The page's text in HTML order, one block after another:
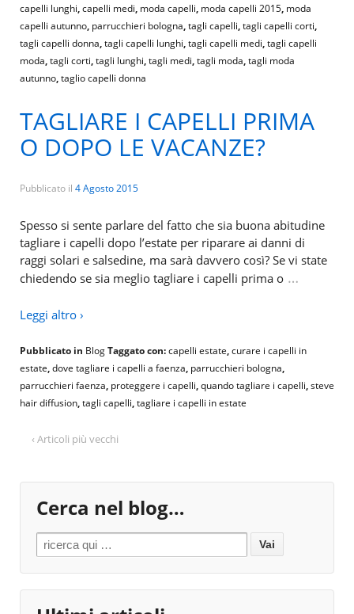
capelli lunghi,capelli medi, moda capelli, moda capelli 2015, moda
capelli autunno, parrucchieri bologna,tagli capelli,tagli capelli corti,
tagli capelli donna,tagli capelli lunghi,tagli capelli medi,tagli capelli
moda,tagli corti,tagli lunghi,tagli medi,tagli moda,tagli moda
autunno,taglio capelli donna
TAGLIARE I CAPELLI PRIMA
O DOPO LE VACANZE?
Pubblicato il 4 Agosto 2015
Spesso si sente parlare del fatto che sia buona abitudine
tagliare i capelli dopo l’estate per riparare ai danni di
raggi solari e salsedine, ma sarà davvero così? Se vi state
chiedendo se sia meglio tagliare i capelli prima o …
Leggi altro ›
Pubblicato in BlogTaggato con:capelli estate,curare i capelli in
estate,dove tagliare i capelli a faenza, parrucchieri bologna,
parrucchieri faenza, proteggere i capelli,quando tagliare i capelli,steve
hair diffusion,tagli capelli,tagliare i capelli in estate
‹ Articoli più vecchi
Cerca nel blog…
Search for: